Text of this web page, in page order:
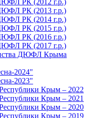
РК (2012 г.р.)
РК (2013 г.р.)
РК (2014 г.р.)
РК (2015 г.р.)
РК (2016 г.р.)
РК (2017 г.р.)
ДЮФЛ Крыма
2024"
2023"
Крым – 2022
Крым – 2021
Крым – 2020
Крым – 2019